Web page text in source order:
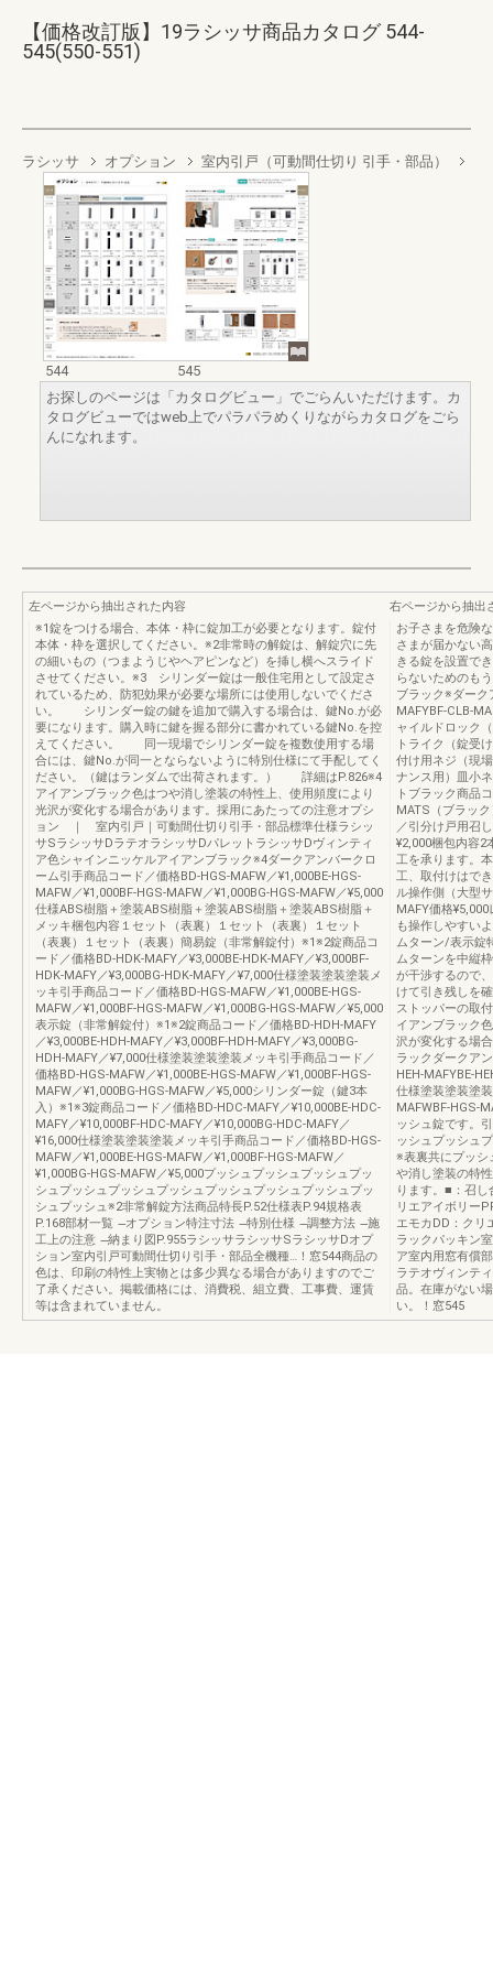
【価格改訂版】19ラシッサ商品カタログ 544-
545(550-551)
ラシッサ オプション 室内引戸（可動間仕切り 引手・部品）
544
545
お探しのページは「カタログビュー」でごらんいただけます。カ
タログビューではweb上でパラパラめくりながらカタログをごら
んになれます。
左ページから抽出された内容
※1錠をつける場合、本体・枠に錠加工が必要となります。錠付
本体・枠を選択してください。※2非常時の解錠は、解錠穴に先
の細いもの（つまようじやヘアピンなど）を挿し横へスライド
させてください。※3 シリンダー錠は一般住宅用として設定さ
れているため、防犯効果が必要な場所には使用しないでくださ
い。 シリンダー錠の鍵を追加で購入する場合は、鍵No.が必
要になります。購入時に鍵を握る部分に書かれている鍵No.を控
えてください。 同一現場でシリンダー錠を複数使用する場
合には、鍵No.が同一とならないように特別仕様にて手配してく
ださい。（鍵はランダムで出荷されます。） 詳細はP.826※4
アイアンブラック色はつや消し塗装の特性上、使用頻度により
光沢が変化する場合があります。採用にあたっての注意オプシ
ョン ｜ 室内引戸｜可動間仕切り引手・部品標準仕様ラシッ
サSラシッサDラテオラシッサDパレットラシッサDヴィンティ
ア色シャインニッケルアイアンブラック※4ダークアンバークロ
ーム引手商品コード／価格BD-HGS-MAFW／¥1,000BE-HGS-
MAFW／¥1,000BF-HGS-MAFW／¥1,000BG-HGS-MAFW／¥5,000
仕様ABS樹脂＋塗装ABS樹脂＋塗装ABS樹脂＋塗装ABS樹脂＋
メッキ梱包内容１セット（表裏）１セット（表裏）１セット
（表裏）１セット（表裏）簡易錠（非常解錠付）※1※2錠商品コ
ード／価格BD-HDK-MAFY／¥3,000BE-HDK-MAFY／¥3,000BF-
HDK-MAFY／¥3,000BG-HDK-MAFY／¥7,000仕様塗装塗装塗装メ
ッキ引手商品コード／価格BD-HGS-MAFW／¥1,000BE-HGS-
MAFW／¥1,000BF-HGS-MAFW／¥1,000BG-HGS-MAFW／¥5,000
表示錠（非常解錠付）※1※2錠商品コード／価格BD-HDH-MAFY
／¥3,000BE-HDH-MAFY／¥3,000BF-HDH-MAFY／¥3,000BG-
HDH-MAFY／¥7,000仕様塗装塗装塗装メッキ引手商品コード／
価格BD-HGS-MAFW／¥1,000BE-HGS-MAFW／¥1,000BF-HGS-
MAFW／¥1,000BG-HGS-MAFW／¥5,000シリンダー錠（鍵3本
入）※1※3錠商品コード／価格BD-HDC-MAFY／¥10,000BE-HDC-
MAFY／¥10,000BF-HDC-MAFY／¥10,000BG-HDC-MAFY／
¥16,000仕様塗装塗装塗装メッキ引手商品コード／価格BD-HGS-
MAFW／¥1,000BE-HGS-MAFW／¥1,000BF-HGS-MAFW／
¥1,000BG-HGS-MAFW／¥5,000プッシュプッシュプッシュプッ
シュプッシュプッシュプッシュプッシュプッシュプッシュプッ
シュプッシュ※2非常解錠方法商品特長P.52仕様表P.94規格表
P.168部材一覧 ̶オプション特注寸法 ̶特別仕様 ̶調整方法 ̶施
工上の注意 ̶納まり図P.955ラシッサラシッサSラシッサDオプ
ション室内引戸可動間仕切り引手・部品全機種…！窓544商品の
色は、印刷の特性上実物とは多少異なる場合がありますのでご
了承ください。掲載価格には、消費税、組立費、工事費、運賃
等は含まれていません。
右ページから抽出
お子さまを危険
さまが届かない
きる錠を設置で
らないためのも
ブラック※ダーク
MAFYBF-CLB-
ャイルドロック
トライク（錠受
付け用ネジ（現
ナンス用）皿小
トブラック商品
MATS（ブラッ
／引分け戸用召
¥2,000梱包内容2
工を承ります。
工、取付けはで
ル操作側（大型
MAFY価格
も操作しやすい
ムターン/表示錠
ムターンを中縦
が干渉するので
けて引き残しを
ストッパーの取
イアンブラック
沢が変化する場
ラックダークア
HEH-MAFYBE-
仕様塗装塗装塗
MAFWBF-HGS-
ッシュ錠です。
ッシュプッシュ
※表裏共にプッシ
や消し塗装の特
ります。■：召
リエアイボリー
エモカDD：クリ
ラックパッキン
ア室内用窓有償
ラテオヴィンテ
品。在庫がない
い。！窓545